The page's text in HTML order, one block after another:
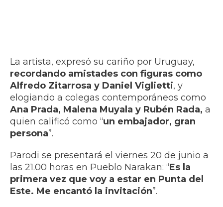
La artista, expresó su cariño por Uruguay,
recordando amistades con figuras como
Alfredo Zitarrosa y Daniel Viglietti, y
elogiando a colegas contemporáneos como
Ana Prada, Malena Muyala y Rubén Rada, a
quien calificó como “un embajador, gran
persona”.
Parodi se presentará el viernes 20 de junio a
las 21.00 horas en Pueblo Narakan: “Es la
primera vez que voy a estar en Punta del
Este. Me encantó la invitación”.